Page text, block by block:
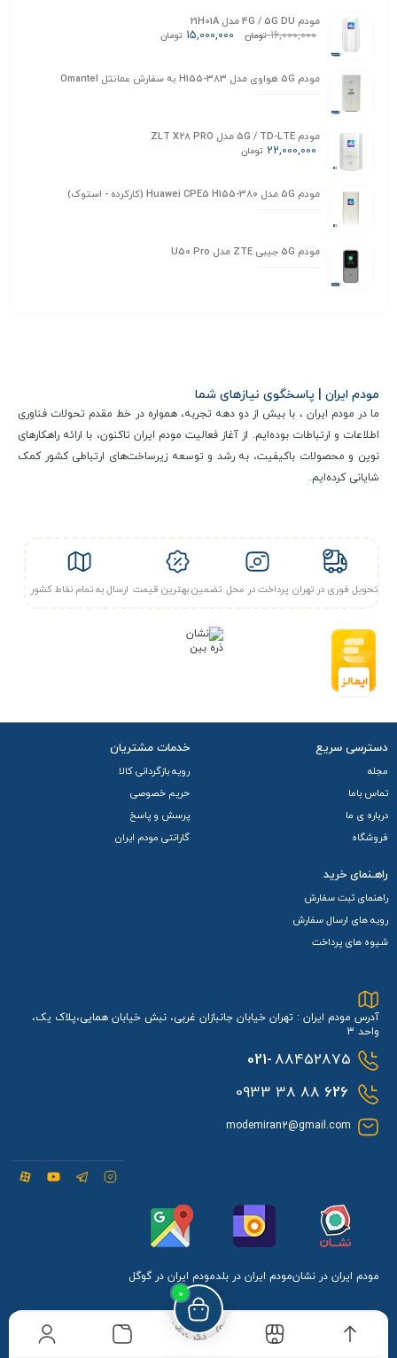
مودم 4G / 5G DU مدل 21H01A
16,000,000 تومان 15,000,000 تومان
مودم 5G هواوی مدل H155-383 به سفارش عمانتل Omantel
مودم 5G / TD-LTE مدل ZLT X28 PRO
22,000,000 تومان
مودم 5G مدل Huawei CPE5 H155-380 (کارکرده - استوک)
مودم 5G جیبی ZTE مدل U50 Pro
0
مودم ایران | پاسخگوی نیازهای شما
ما در مودم ایران ، با بیش از دو دهه تجربه، همواره در خط مقدم تحولات فناوری
اطلاعات و ارتباطات بوده‌ایم. از آغاز فعالیت مودم ایران تاکنون، با ارائه راهکارهای
نوین و محصولات باکیفیت، به رشد و توسعه زیرساخت‌های ارتباطی کشور کمک
شایانی کرده‌ایم.
تحویل فوری در تهران پرداخت در محل تضمین بهترین قیمت ارسال به تمام نقاط کشور
دسترسی سریع
مجله
تماس باما
درباره ی ما
فروشگاه
خدمات مشتریان
رویه بازگردانی کالا
حریم خصوصی
پرسش و پاسخ
گارانتی مودم ایران
راهـنمای خرید
راهنمای ثبت سفارش
رویه های ارسال سفارش
شیوه های پرداخت
آدرس مودم ایران : تهران خیابان جانبازان غربی، نبش خیابان همایی،پلاک یک،
واحد 3
021-88452875
626
88 38 0933
modemiran2@gmail.com
مودم ایران در نشانمودم ایران در بلدمودم ایران در گوگل
کلیه حقوق مادی و معنوی برای مودم ایران محفوظ می
باشد و هرگونه کپی برداری بدون ذکر نام و لینک مودم
ایران شامل پیگرد قانونی می باشد.